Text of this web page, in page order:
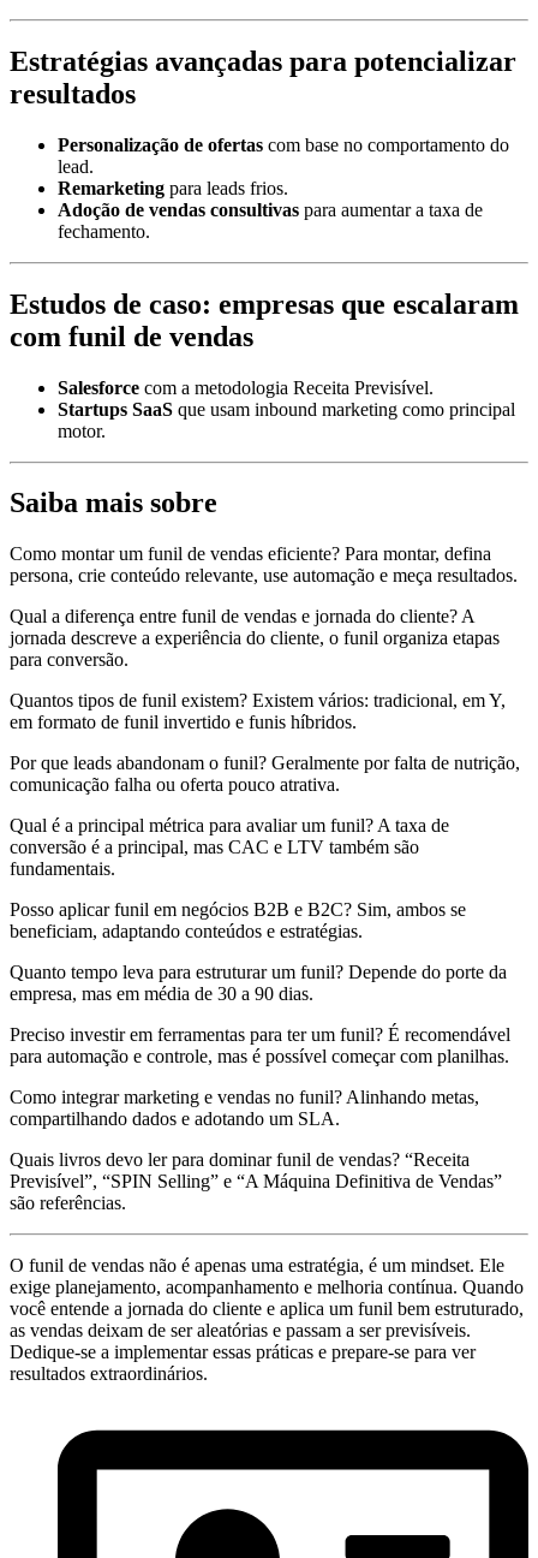
Estratégias avançadas para potencializar
resultados
Personalização de ofertas com base no comportamento do
lead.
Remarketing para leads frios.
Adoção de vendas consultivas para aumentar a taxa de
fechamento.
Estudos de caso: empresas que escalaram
com funil de vendas
Salesforce com a metodologia Receita Previsível.
Startups SaaS que usam inbound marketing como principal
motor.
Saiba mais sobre
Como montar um funil de vendas eficiente? Para montar, defina
persona, crie conteúdo relevante, use automação e meça resultados.
Qual a diferença entre funil de vendas e jornada do cliente? A
jornada descreve a experiência do cliente, o funil organiza etapas
para conversão.
Quantos tipos de funil existem? Existem vários: tradicional, em Y,
em formato de funil invertido e funis híbridos.
Por que leads abandonam o funil? Geralmente por falta de nutrição,
comunicação falha ou oferta pouco atrativa.
Qual é a principal métrica para avaliar um funil? A taxa de
conversão é a principal, mas CAC e LTV também são
fundamentais.
Posso aplicar funil em negócios B2B e B2C? Sim, ambos se
beneficiam, adaptando conteúdos e estratégias.
Quanto tempo leva para estruturar um funil? Depende do porte da
empresa, mas em média de 30 a 90 dias.
Preciso investir em ferramentas para ter um funil? É recomendável
para automação e controle, mas é possível começar com planilhas.
Como integrar marketing e vendas no funil? Alinhando metas,
compartilhando dados e adotando um SLA.
Quais livros devo ler para dominar funil de vendas? “Receita
Previsível”, “SPIN Selling” e “A Máquina Definitiva de Vendas”
são referências.
O funil de vendas não é apenas uma estratégia, é um mindset. Ele
exige planejamento, acompanhamento e melhoria contínua. Quando
você entende a jornada do cliente e aplica um funil bem estruturado,
as vendas deixam de ser aleatórias e passam a ser previsíveis.
Dedique-se a implementar essas práticas e prepare-se para ver
resultados extraordinários.